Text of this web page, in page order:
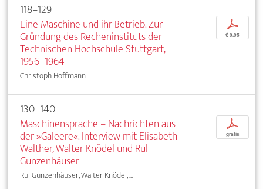
118–129
Eine Maschine und ihr Betrieb. Zur
Gründung des Recheninstituts der
Technischen Hochschule Stuttgart,
1956–1964
Christoph Hoffmann
p
€ 9,95
130–140
Maschinensprache – Nachrichten aus
der »Galeere«. Interview mit Elisabeth
Walther, Walter Knödel und Rul
Gunzenhäuser
Rul Gunzenhäuser, Walter Knödel, ...
p
gratis